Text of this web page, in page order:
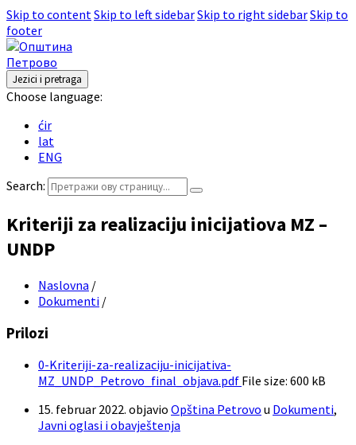
Skip to contentSkip to left sidebarSkip to right sidebarSkip to
footer
Jezici i pretraga
Choose language:
ćir
lat
ENG
Search:
Kriteriji za realizaciju inicijatiova MZ –
UNDP
Naslovna /
Dokumenti /
Prilozi
0-Kriteriji-za-realizaciju-inicijativa-
MZ_UNDP_Petrovo_final_objava.pdf File size: 600 kB
15. februar 2022. objavio Opština Petrovo u Dokumenti,
Javni oglasi i obavještenja